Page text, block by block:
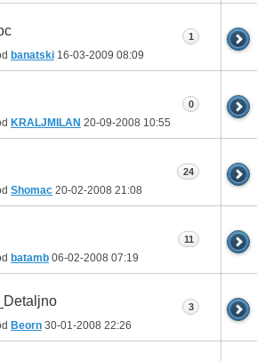
banatski 16-03-2009 08:09
1
KRALJMILAN 20-09-2008 10:55
0
Shomac 20-02-2008 21:08
24
batamb 06-02-2008 07:19
11
Beorn 30-01-2008 22:26
3